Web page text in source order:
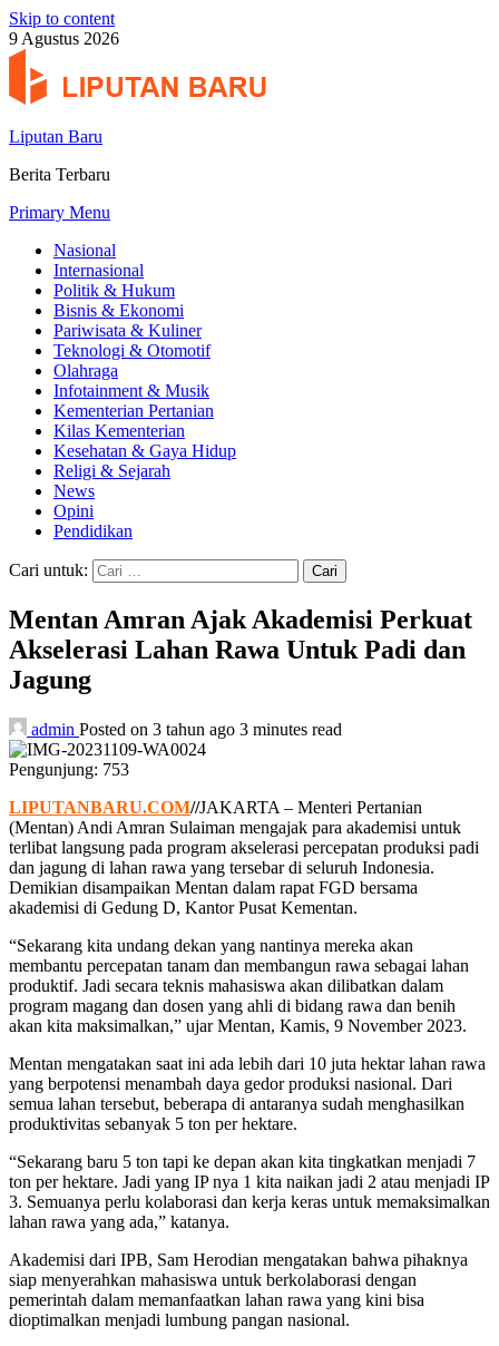
Skip to content
9 Agustus 2026
Liputan Baru
Berita Terbaru
Primary Menu
Nasional
Internasional
Politik & Hukum
Bisnis & Ekonomi
Pariwisata & Kuliner
Teknologi & Otomotif
Olahraga
Infotainment & Musik
Kementerian Pertanian
Kilas Kementerian
Kesehatan & Gaya Hidup
Religi & Sejarah
News
Opini
Pendidikan
Cari untuk:
Mentan Amran Ajak Akademisi Perkuat
Akselerasi Lahan Rawa Untuk Padi dan
Jagung
admin Posted on 3 tahun ago 3 minutes read
Pengunjung: 753
LIPUTANBARU.COM//JAKARTA – Menteri Pertanian
(Mentan) Andi Amran Sulaiman mengajak para akademisi untuk
terlibat langsung pada program akselerasi percepatan produksi padi
dan jagung di lahan rawa yang tersebar di seluruh Indonesia.
Demikian disampaikan Mentan dalam rapat FGD bersama
akademisi di Gedung D, Kantor Pusat Kementan.
“Sekarang kita undang dekan yang nantinya mereka akan
membantu percepatan tanam dan membangun rawa sebagai lahan
produktif. Jadi secara teknis mahasiswa akan dilibatkan dalam
program magang dan dosen yang ahli di bidang rawa dan benih
akan kita maksimalkan,” ujar Mentan, Kamis, 9 November 2023.
Mentan mengatakan saat ini ada lebih dari 10 juta hektar lahan rawa
yang berpotensi menambah daya gedor produksi nasional. Dari
semua lahan tersebut, beberapa di antaranya sudah menghasilkan
produktivitas sebanyak 5 ton per hektare.
“Sekarang baru 5 ton tapi ke depan akan kita tingkatkan menjadi 7
ton per hektare. Jadi yang IP nya 1 kita naikan jadi 2 atau menjadi IP
3. Semuanya perlu kolaborasi dan kerja keras untuk memaksimalkan
lahan rawa yang ada,” katanya.
Akademisi dari IPB, Sam Herodian mengatakan bahwa pihaknya
siap menyerahkan mahasiswa untuk berkolaborasi dengan
pemerintah dalam memanfaatkan lahan rawa yang kini bisa
dioptimalkan menjadi lumbung pangan nasional.